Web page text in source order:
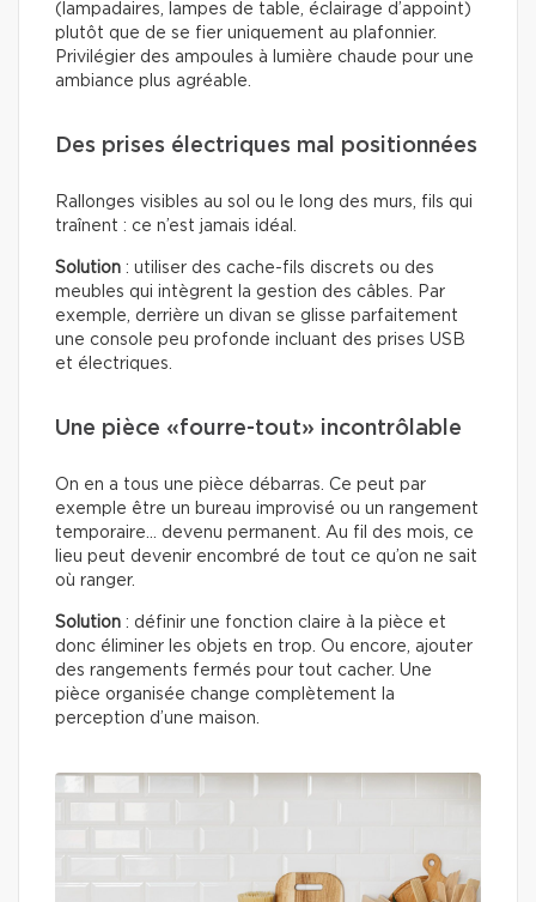
(lampadaires, lampes de table, éclairage d’appoint)
plutôt que de se fier uniquement au plafonnier.
Privilégier des ampoules à lumière chaude pour une
ambiance plus agréable.
Des prises électriques mal positionnées
Rallonges visibles au sol ou le long des murs, fils qui
traînent : ce n’est jamais idéal.
Solution : utiliser des cache-fils discrets ou des
meubles qui intègrent la gestion des câbles. Par
exemple, derrière un divan se glisse parfaitement
une console peu profonde incluant des prises USB
et électriques.
Une pièce «fourre-tout» incontrôlable
On en a tous une pièce débarras. Ce peut par
exemple être un bureau improvisé ou un rangement
temporaire… devenu permanent. Au fil des mois, ce
lieu peut devenir encombré de tout ce qu’on ne sait
où ranger.
Solution : définir une fonction claire à la pièce et
donc éliminer les objets en trop. Ou encore, ajouter
des rangements fermés pour tout cacher. Une
pièce organisée change complètement la
perception d’une maison.